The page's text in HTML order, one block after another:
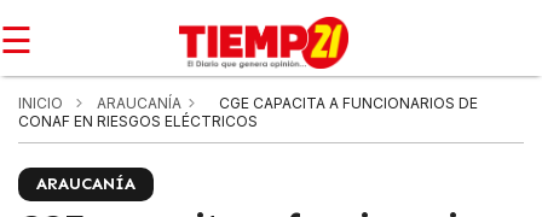
☰
INICIO ARAUCANÍA
CGE CAPACITA A FUNCIONARIOS DE
CONAF EN RIESGOS ELÉCTRICOS
ARAUCANÍA